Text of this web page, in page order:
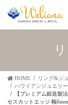
HOME
リング&ジ
ハワイアンジュエリ
【プレミアム鍛造製
セスカットエッジ 幅